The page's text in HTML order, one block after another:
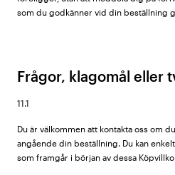
som du godkänner vid din beställning
Frågor, klagomål eller
11.1
Du är välkommen att kontakta oss om
angående din beställning. Du kan
som framgår i början av dessa